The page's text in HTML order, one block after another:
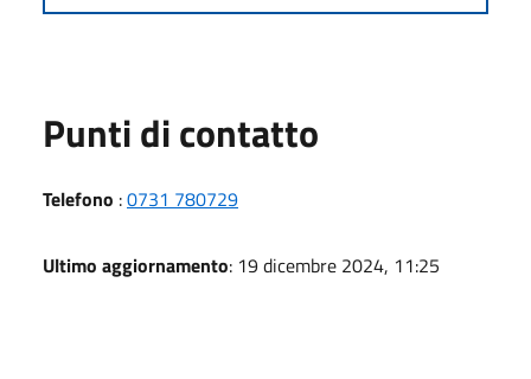
Punti di contatto
Telefono :0731 780729
Ultimo aggiornamento: 19 dicembre 2024, 11:25